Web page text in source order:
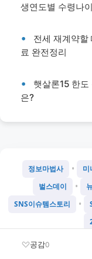
생연도별 수령나
전세 재계약할
료 완전정리
햇살론15 한
은?
공감0
정보마법사 • 미
벌스데이 •
SNS이슈템스토리 •